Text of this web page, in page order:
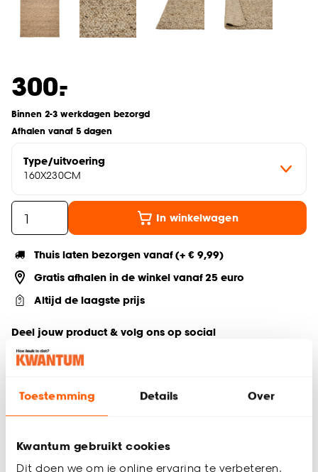
Toestemming Details Over
Kwantum gebruikt cookies
Dit doen we om je online ervaring te verbeteren.
300.
-
Binnen 2-3 werkdagen bezorgd
Afhalen vanaf 5 dagen
Type/uitvoering
160X230CM
In winkelwagen
Thuis laten bezorgen vanaf (+ € 9,99)
Gratis afhalen in de winkel vanaf 25 euro
Altijd de laagste prijs
Deel jouw product & volg ons op social
160x230 cm